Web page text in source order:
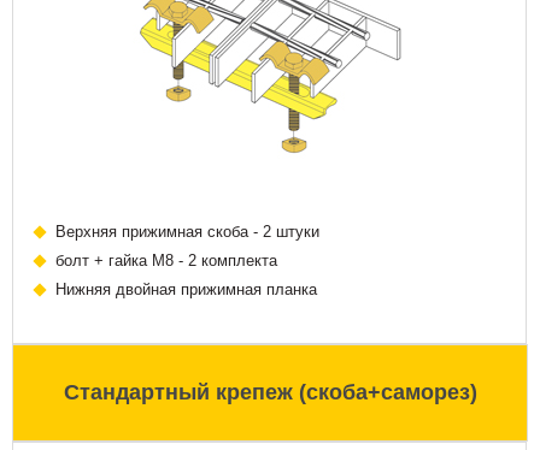
Верхняя прижимная скоба - 2 штуки
болт + гайка М8 - 2 комплекта
Нижняя двойная прижимная планка
Стандартный крепеж (скоба+саморез)